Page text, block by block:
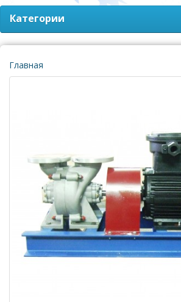
Категории
Главная